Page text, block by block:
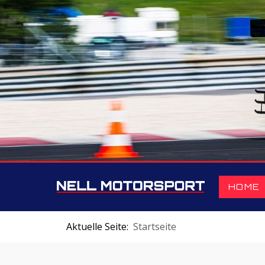
HOME
Aktuelle Seite: Startseite